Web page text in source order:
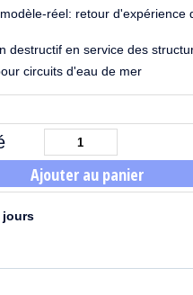
réel: retour d'expérience
destructif en service des
circuits d'eau de mer
Ajouter au panier
jours